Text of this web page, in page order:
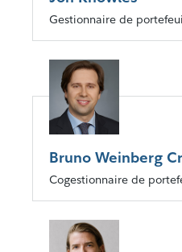
Gestionnaire de
Bruno Weinberg
Cogestionnaire de